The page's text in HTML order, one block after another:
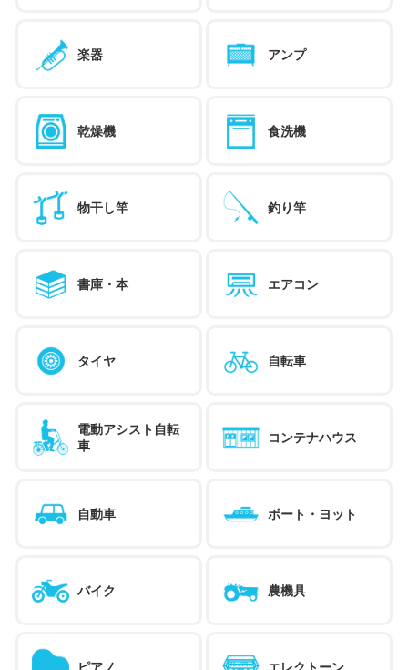
楽器 アンプ
乾燥機 食洗機
物干し竿 釣り竿
書庫・本 エアコン
タイヤ 自転車
電動アシスト自転
車
コンテナハウス
自動車 ボート・ヨット
バイク 農機具